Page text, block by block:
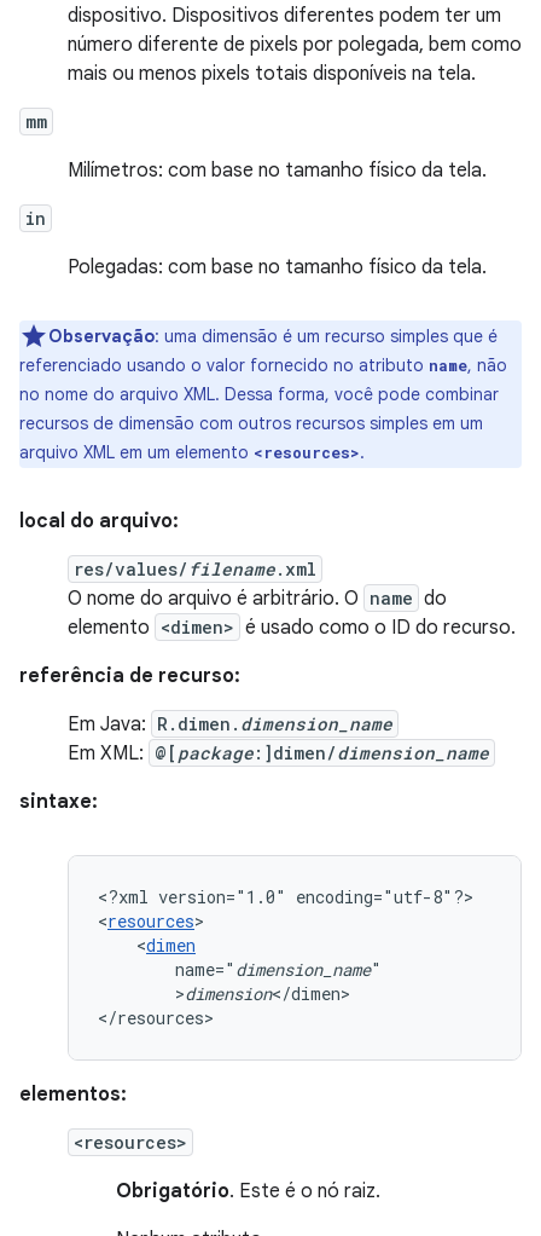
dispositivo. Dispositivos diferentes podem ter um
número diferente de pixels por polegada, bem como
mais ou menos pixels totais disponíveis na tela.
mm
Milímetros: com base no tamanho físico da tela.
in
Polegadas: com base no tamanho físico da tela.
Observação: uma dimensão é um recurso simples que é
referenciado usando o valor fornecido no atributo name, não
no nome do arquivo XML. Dessa forma, você pode combinar
recursos de dimensão com outros recursos simples em um
arquivo XML em um elemento <resources>.
local do arquivo:
res/values/ filename.xml
O nome do arquivo é arbitrário. O name do
elemento <dimen> é usado como o ID do recurso.
referência de recurso:
Em Java: R.dimen. dimension_name
Em XML: @[ package:]dimen/dimension_name
sintaxe:
<?xml version="1.0"
encoding="utf-8"?>
<resources
<dimen
name=" dimension_name
>dimension</dimen>
</resources>
elementos:
<resources>
Obrigatório. Este é o nó raiz.